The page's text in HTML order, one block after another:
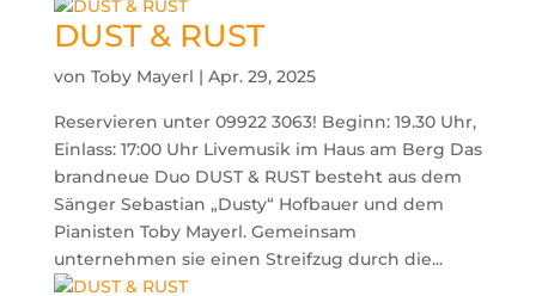
DUST & RUST
von Toby Mayerl | Apr. 29, 2025
Reservieren unter 09922 3063! Beginn: 19.30 Uhr,
Einlass: 17:00 Uhr Livemusik im Haus am Berg Das
brandneue Duo DUST & RUST besteht aus dem
Sänger Sebastian „Dusty“ Hofbauer und dem
Pianisten Toby Mayerl. Gemeinsam
unternehmen sie einen Streifzug durch die...